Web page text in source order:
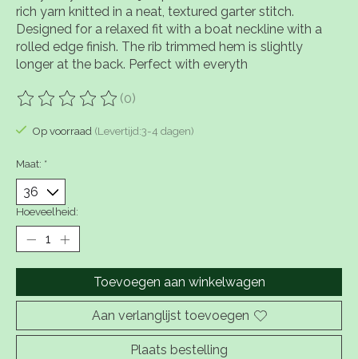
rich yarn knitted in a neat, textured garter stitch.
Designed for a relaxed fit with a boat neckline with a
rolled edge finish. The rib trimmed hem is slightly
longer at the back. Perfect with everyth
De beoordeling van dit product is
(0)
Op voorraad (Levertijd:3-4 dagen)
Maat: *
Hoeveelheid:
Toevoegen aan winkelwagen
Aan verlanglijst toevoegen
Plaats bestelling